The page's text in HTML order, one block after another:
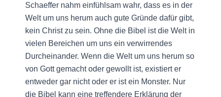
Schaeffer nahm einfühlsam wahr, dass es in der
Welt um uns herum auch gute Gründe dafür gibt,
kein Christ zu sein. Ohne die Bibel ist die Welt in
vielen Bereichen um uns ein verwirrendes
Durcheinander. Wenn die Welt um uns herum so
von Gott gemacht oder gewollt ist, existiert er
entweder gar nicht oder er ist ein Monster. Nur
die Bibel kann eine treffendere Erklärung der